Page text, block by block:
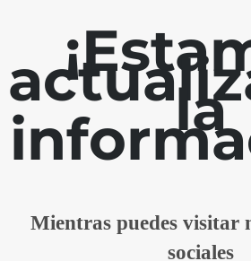
la
Mientras puedes visitar
sociales